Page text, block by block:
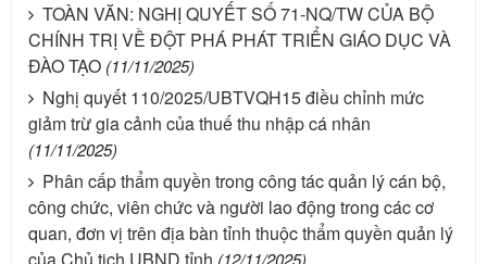
TOÀN VĂN: NGHỊ QUYẾT SỐ 71-NQ/TW CỦA BỘ
CHÍNH TRỊ VỀ ĐỘT PHÁ PHÁT TRIỂN GIÁO DỤC VÀ
ĐÀO TẠO (11/11/2025)
Nghị quyết 110/2025/UBTVQH15 điều chỉnh mức
giảm trừ gia cảnh của thuế thu nhập cá nhân
(11/11/2025)
Phân cấp thẩm quyền trong công tác quản lý cán bộ,
công chức, viên chức và người lao động trong các cơ
quan, đơn vị trên địa bàn tỉnh thuộc thẩm quyền quản lý
(12/11/2025)